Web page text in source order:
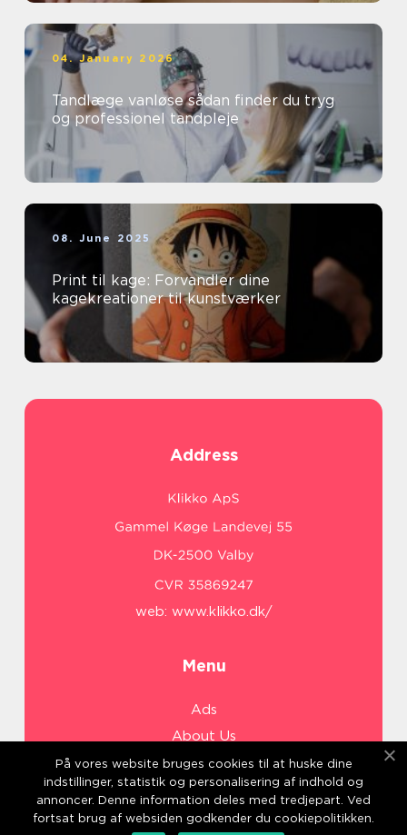
04. January 2026
Tandlæge vanløse sådan finder du tryg
og professionel tandpleje
08. June 2025
Print til kage: Forvandler dine
kagekreationer til kunstværker
Address
web: www.klikko.dk/
Menu
Ads
About Us
Cookies
Contact
Sitemap
På vores website bruges cookies til at huske dine
indstillinger, statistik og personalisering af indhold og
annoncer. Denne information deles med tredjepart. Ved
fortsat brug af websiden godkender du cookiepolitikken.